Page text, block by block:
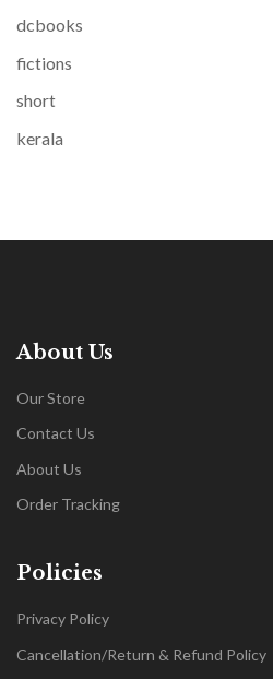
dcbooks
fictions
short
kerala
About Us
Our Store
Contact Us
About Us
Order Tracking
Policies
Privacy Policy
Cancellation/Return & Refund Policy